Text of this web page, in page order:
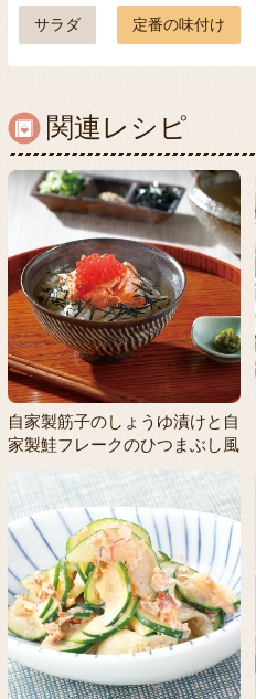
サラダ 定番の味付け
関連レシピ
自家製筋子のしょうゆ漬けと自
家製鮭フレークのひつまぶし風